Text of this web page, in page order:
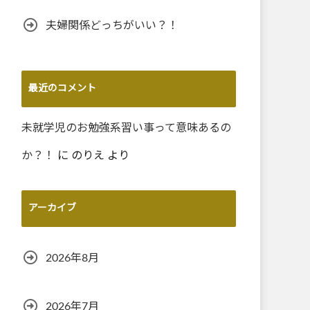
夫婦関係どっちがいい？！
最近のコメント
未就学児のお勉強系習い事って意味あるの
か？！ に のりえ より
アーカイブ
2026年8月
2026年7月